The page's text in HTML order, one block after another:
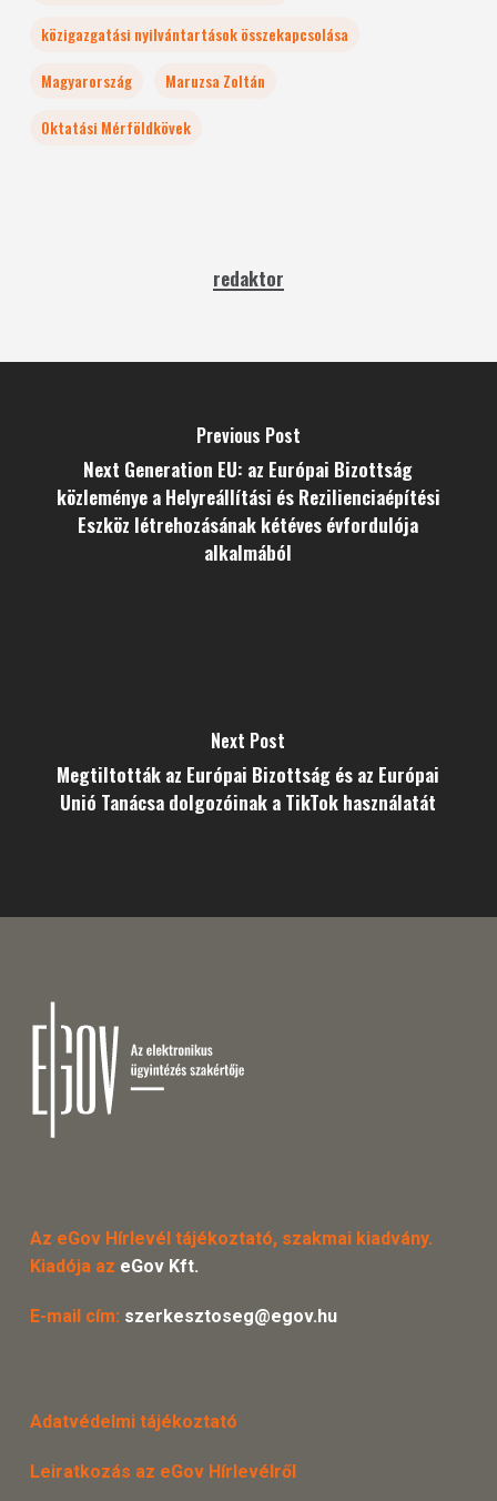
közigazgatási nyilvántartások összekapcsolása
Magyarország
Maruzsa Zoltán
Oktatási Mérföldkövek
redaktor
Previous Post
Next Generation EU: az Európai Bizottság
közleménye a Helyreállítási és Rezilienciaépítési
Eszköz létrehozásának kétéves évfordulója
alkalmából
Next Post
Megtiltották az Európai Bizottság és az Európai
Unió Tanácsa dolgozóinak a TikTok használatát
Az eGov Hírlevél tájékoztató, szakmai kiadvány.
Kiadója az eGov Kft.
E-mail cím: szerkesztoseg@egov.hu
Adatvédelmi tájékoztató
Leiratkozás az eGov Hírlevélről